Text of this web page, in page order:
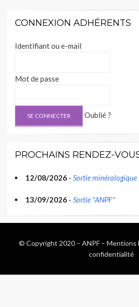
CONNEXION ADHÉRENTS
Identifiant ou e-mail
Mot de passe
Oublié ?
PROCHAINS RENDEZ-
12/08/2026 - Sortie minéralogique
13/09/2026 - Sortie "ANPF"
© Copyright 2020 – ANPF– Mentions
confidentialité